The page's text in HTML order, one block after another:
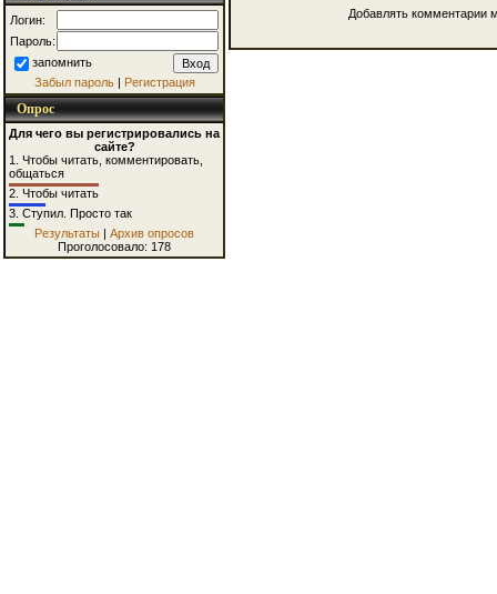
Логин:
Пароль:
запомнить
Забыл пароль| Регистрация
Опрос
Для чего вы регистрировались на
сайте?
1. Чтобы читать, комментировать,
общаться
2. Чтобы читать
3. Ступил. Просто так
Результаты | Архив опросов
Проголосовало: 178
Добавлять комментарии